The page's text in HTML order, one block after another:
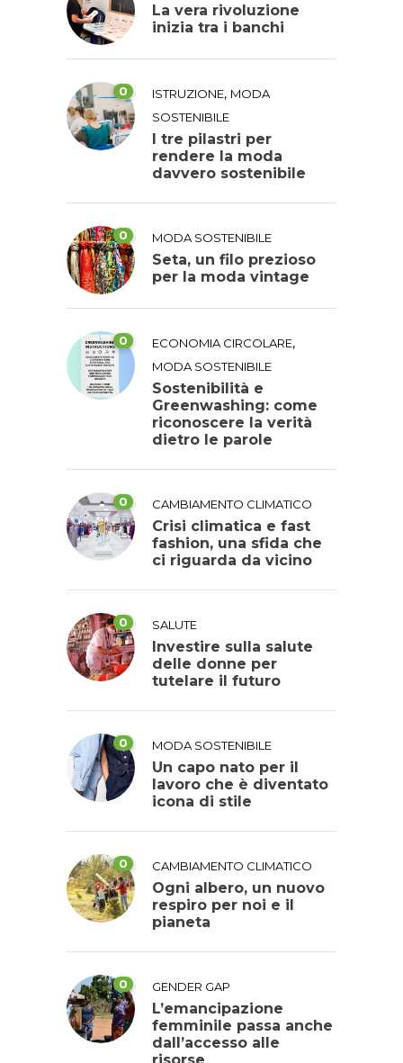
La vera rivoluzione
inizia tra i banchi
0 ISTRUZIONE, MODA
SOSTENIBILE
I tre pilastri per
rendere la moda
davvero sostenibile
0 MODA SOSTENIBILE
Seta, un filo prezioso
per la moda vintage
0 ECONOMIA CIRCOLARE,
MODA SOSTENIBILE
Sostenibilità e
Greenwashing: come
riconoscere la verità
dietro le parole
0 CAMBIAMENTO CLIMATICO
Crisi climatica e fast
fashion, una sfida che
ci riguarda da vicino
0 SALUTE
Investire sulla salute
delle donne per
tutelare il futuro
0 MODA SOSTENIBILE
Un capo nato per il
lavoro che è diventato
icona di stile
0 CAMBIAMENTO CLIMATICO
Ogni albero, un nuovo
respiro per noi e il
pianeta
0 GENDER GAP
L’emancipazione
femminile passa anche
dall’accesso alle
risorse